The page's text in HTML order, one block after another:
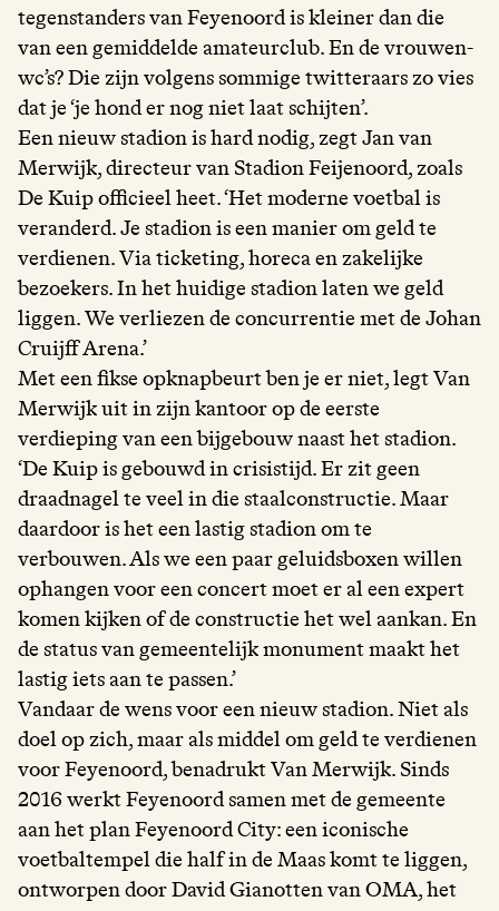
tegenstanders van Feyenoord is kleiner dan die
van een gemiddelde amateurclub. En de vrouwen-
wc’s? Die zijn volgens sommige twitteraars zo vies
dat je ‘je hond er nog niet laat schijten’.
Een nieuw stadion is hard nodig, zegt Jan van
Merwijk, directeur van Stadion Feijenoord, zoals
De Kuip officieel heet. ‘Het moderne voetbal is
veranderd. Je stadion is een manier om geld te
verdienen. Via ticketing, horeca en zakelijke
bezoekers. In het huidige stadion laten we geld
liggen. We verliezen de concurrentie met de Johan
Cruijff Arena.’
Met een fikse opknapbeurt ben je er niet, legt Van
Merwijk uit in zijn kantoor op de eerste
verdieping van een bijgebouw naast het stadion.
‘De Kuip is gebouwd in crisistijd. Er zit geen
draadnagel te veel in die staalconstructie. Maar
daardoor is het een lastig stadion om te
verbouwen. Als we een paar geluidsboxen willen
ophangen voor een concert moet er al een expert
komen kijken of de constructie het wel aankan. En
de status van gemeentelijk monument maakt het
lastig iets aan te passen.’
Vandaar de wens voor een nieuw stadion. Niet als
doel op zich, maar als middel om geld te verdienen
voor Feyenoord, benadrukt Van Merwijk. Sinds
2016 werkt Feyenoord samen met de gemeente
aan het plan Feyenoord City: een iconische
voetbaltempel die half in de Maas komt te liggen,
ontworpen door David Gianotten van OMA, het